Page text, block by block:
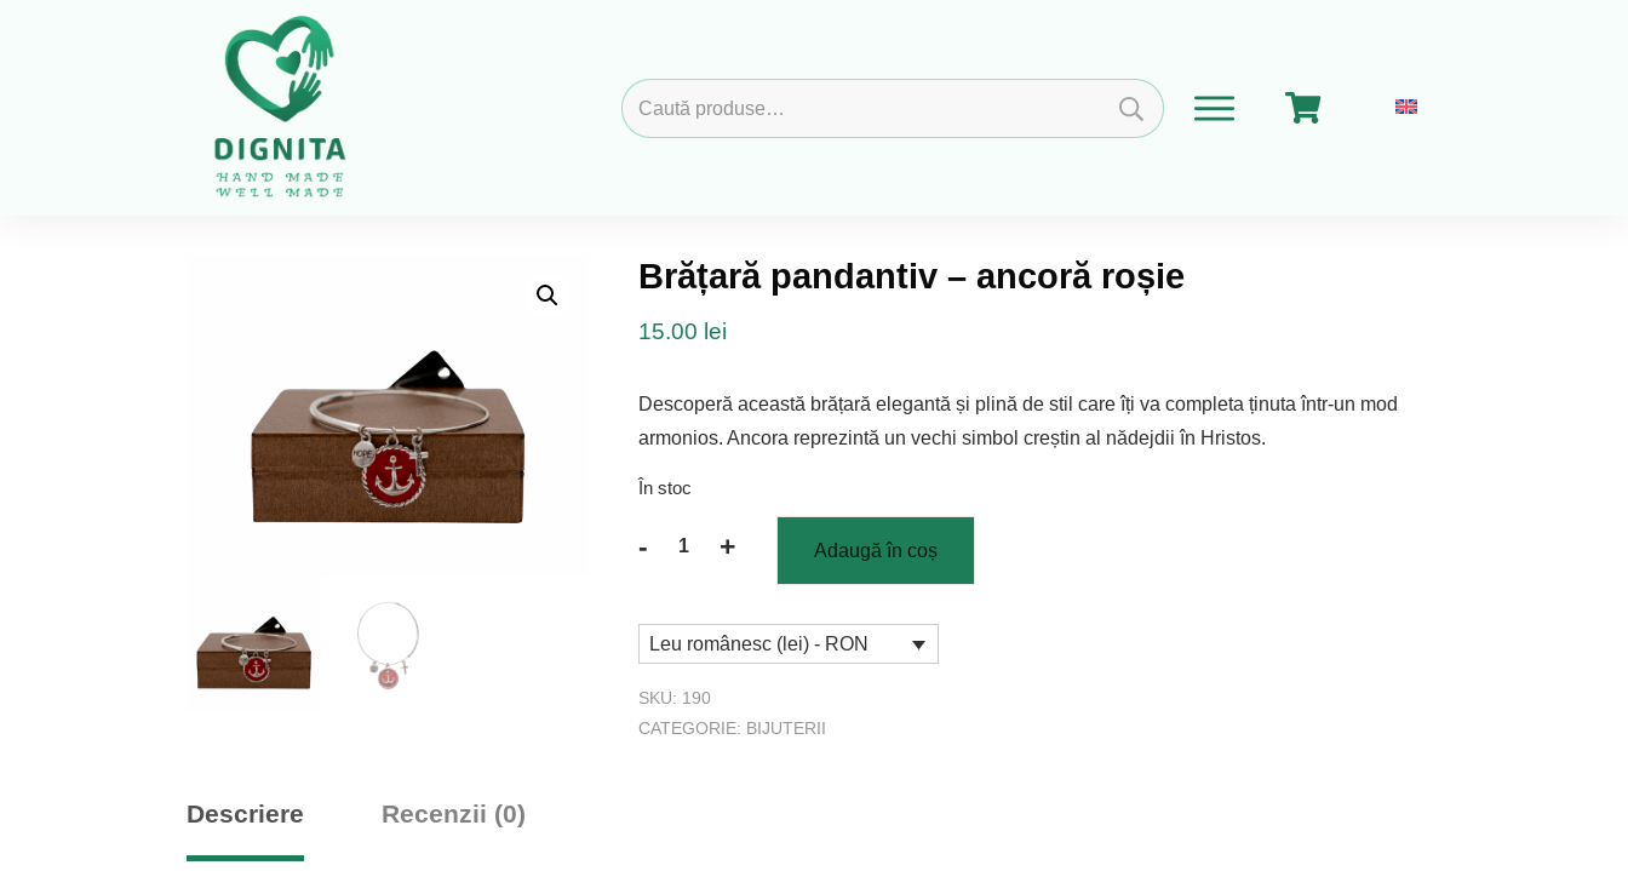
Caută
după:
Despre Noi
Brățară pandantiv – ancoră roșie
15.00 lei
Descoperă această brățară elegantă și plină de stil care îți va completa ținuta într-un mod
armonios. Ancora reprezintă un vechi simbol creștin al nădejdii în Hristos.
În stoc
-Cantitate
roșie
+ Adaugă în coș
Leu românesc (lei) - RON
SKU: 190
CATEGORIE: BIJUTERII
Descriere Recenzii (0)